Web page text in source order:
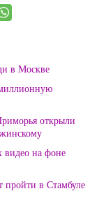
в Москве
открыли
видео на фоне
в Стамбуле